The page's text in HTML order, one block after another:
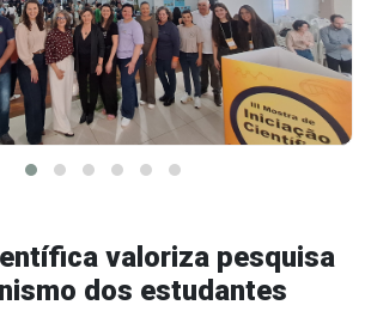
valoriza pesquisa
dos estudantes